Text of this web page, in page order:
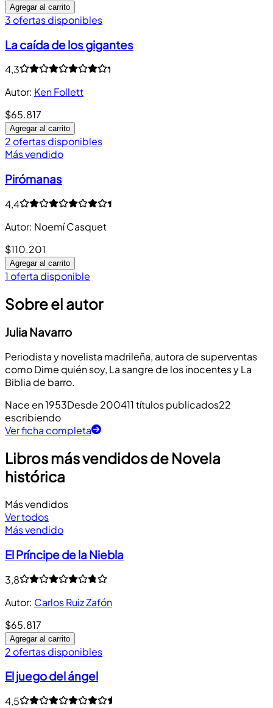
Agregar al carrito
3 ofertas disponibles
La caída de los gigantes
4,3
Autor: Ken Follett
$65.817
Agregar al carrito
2 ofertas disponibles
Más vendido
Pirómanas
4,4
Autor: Noemí Casquet
$110.201
Agregar al carrito
1 oferta disponible
Sobre el autor
Julia Navarro
Periodista y novelista madrileña, autora de superventas
como Dime quién soy, La sangre de los inocentes y La
Biblia de barro.
Nace en 1953Desde 200411 títulos publicados22
escribiendo
Ver ficha completa
Libros más vendidos de Novela
histórica
Más vendidos
Ver todos
Más vendido
El Príncipe de la Niebla
3,8
Autor: Carlos Ruiz Zafón
$65.817
Agregar al carrito
2 ofertas disponibles
El juego del ángel
4,5